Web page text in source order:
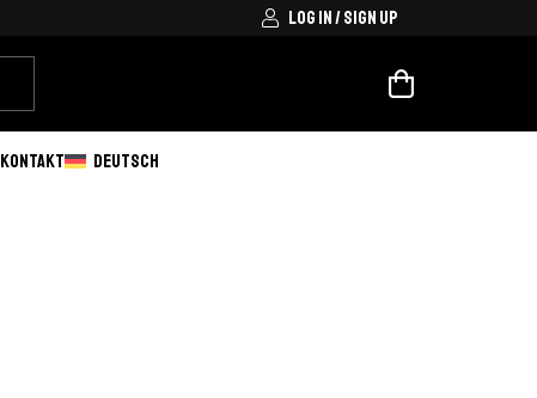
LOG IN / SIGN UP
KONTAKT DEUTSCH